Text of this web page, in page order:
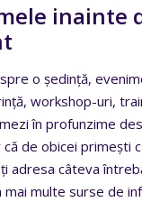
inainte
o ședință,
workshop-uri,
în profunzime
că de obicei primești
adresa câteva
mai multe surse de